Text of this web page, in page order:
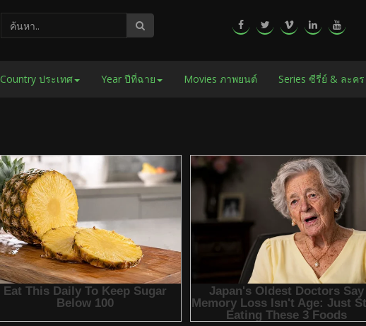
Country ประเทศ Year ปีที่ฉาย Movies ภาพยนต์ Series ซีรี่ย์ & ละคร